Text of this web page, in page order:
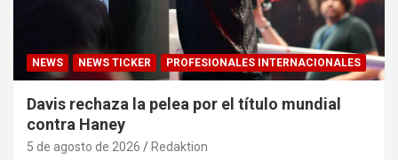
NEWS NEWS TICKER PROFESIONALES INTERNACIONALES
Davis rechaza la pelea por el título mundial
contra Haney
5 de agosto de 2026 Redaktion